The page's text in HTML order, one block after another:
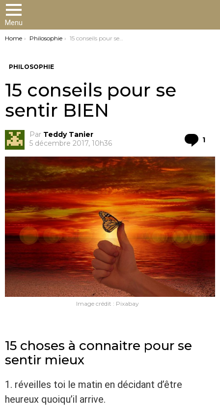
Menu
You are here:
Home Philosophie 15 conseils pour se sentir BIEN
PHILOSOPHIE
15 conseils pour se
sentir BIEN
Par Teddy Tanier
5 décembre 2017, 10h36
1
Image crédit : Pixabay
15 choses à connaitre pour se
sentir mieux
1. réveilles toi le matin en décidant d’être
heureux quoiqu’il arrive.